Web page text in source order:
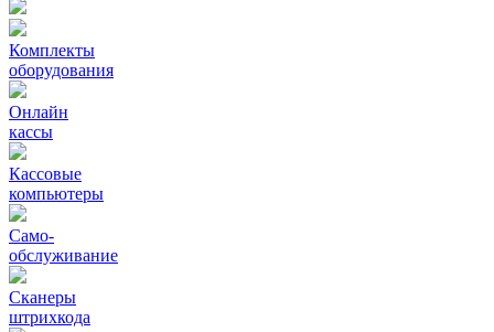
Комплекты
оборудования
Онлайн
кассы
Кассовые
компьютеры
Само-
обслуживание
Сканеры
штрихкода